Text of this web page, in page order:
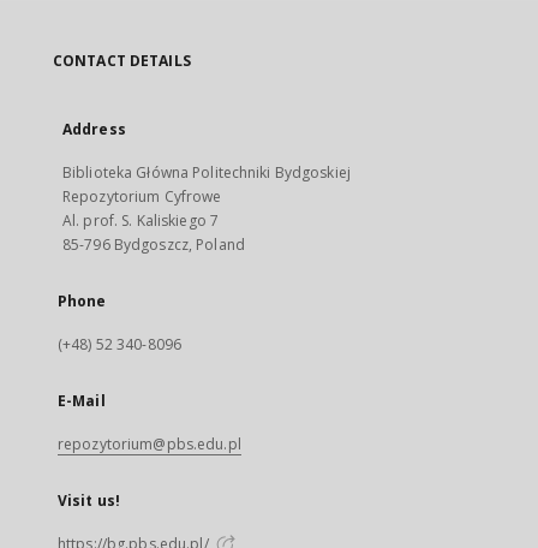
CONTACT DETAILS
Address
Biblioteka Główna Politechniki Bydgoskiej
Repozytorium Cyfrowe
Al. prof. S. Kaliskiego 7
85-796 Bydgoszcz, Poland
Phone
(+48) 52 340-8096
E-Mail
repozytorium@pbs.edu.pl
Visit us!
https://bg.pbs.edu.pl/